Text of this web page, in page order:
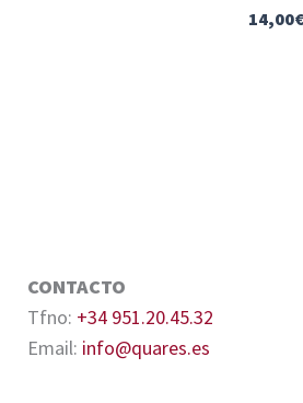
14,00€
CONTACTO
Tfno: +34 951.20.45.32
Email: info@quares.es